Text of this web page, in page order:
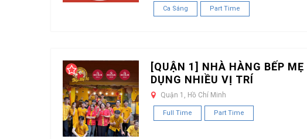
Ca Sáng Part Time
[QUẬN 1] NHÀ HÀNG BẾP MẸ
DỤNG NHIỀU VỊ TRÍ
Quận 1, Hồ Chí Minh
Full Time Part Time